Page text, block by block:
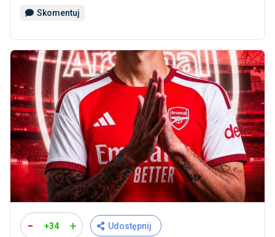
Skomentuj
- +34 + Udostępnij